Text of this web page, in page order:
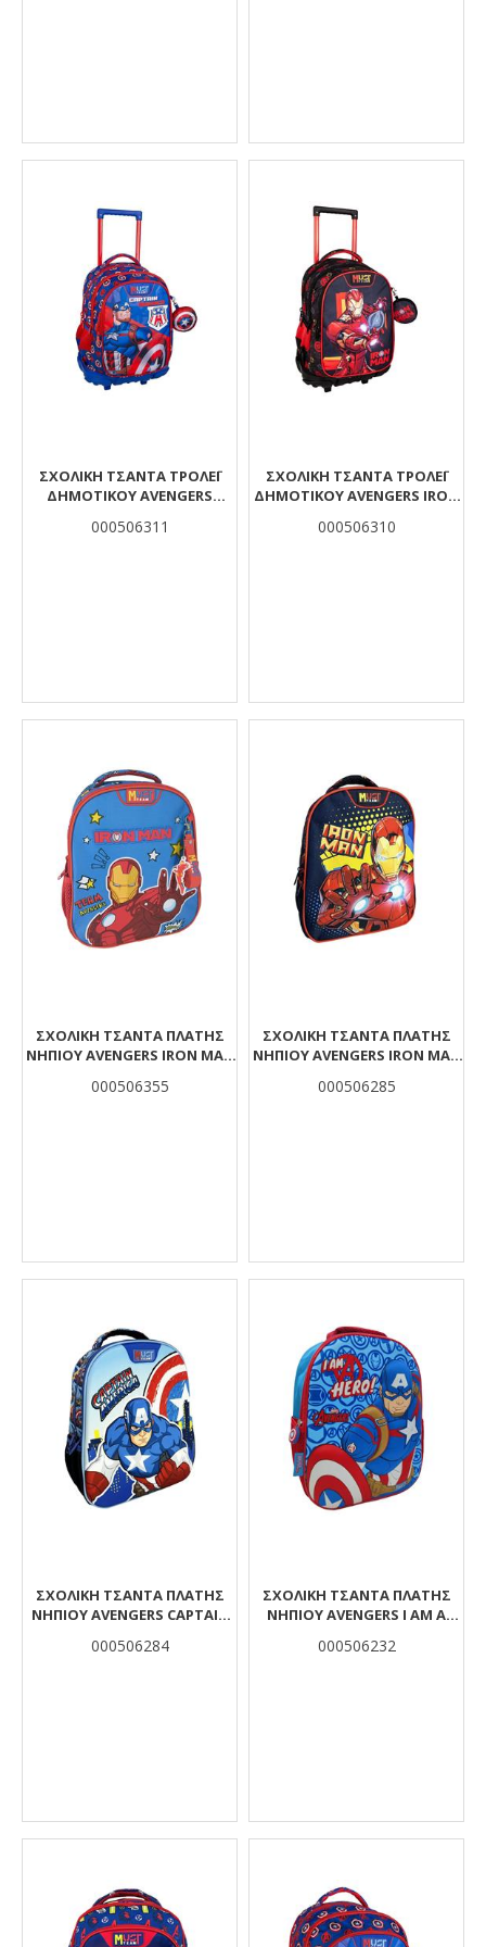
ΣΧΟΛΙΚΉ ΤΣΆΝΤΑ ΤΡΌΛΕΪ
ΔΗΜΟΤΙΚΟΎ AVENGERS
TEAM 3 ΘΉΚΕΣ
000506311
ΣΧΟΛΙΚΉ ΤΣΆΝΤΑ ΤΡΌΛΕΪ
ΔΗΜΟΤΙΚΟΎ AVENGERS IRON
000506310
ΣΧΟΛΙΚΉ ΤΣΆΝΤΑ ΠΛΆΤΗΣ
ΝΗΠΊOΥ AVENGERS IRON MAN
000506355
ΣΧΟΛΙΚΉ ΤΣΆΝΤΑ ΠΛΆΤΗΣ
ΝΗΠΊΟΥ AVENGERS IRON MAN
000506285
ΣΧΟΛΙΚΉ ΤΣΆΝΤΑ ΠΛΆΤΗΣ
ΝΗΠΊΟΥ AVENGERS CAPTAIN
000506284
ΣΧΟΛΙΚΉ ΤΣΆΝΤΑ ΠΛΆΤΗΣ
ΝΗΠΊΟΥ AVENGERS I AM A
000506232